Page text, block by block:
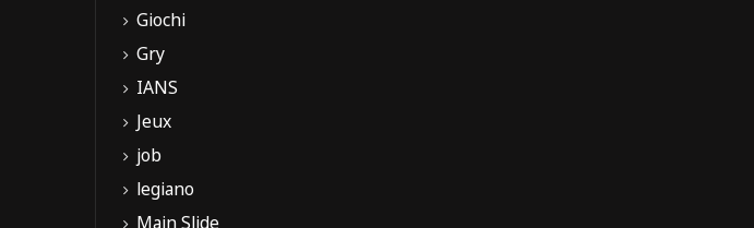
Giochi
Gry
IANS
Jeux
job
legiano
Main Slide